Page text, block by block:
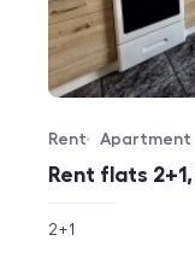
Rent flats
Offer type
Rent
Property type
Apartment
rozměry
disposition
2+1